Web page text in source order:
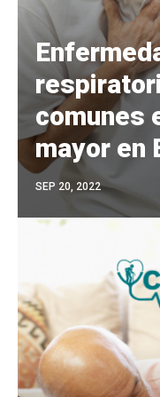
comunes
mayor en
SEP 20, 2022